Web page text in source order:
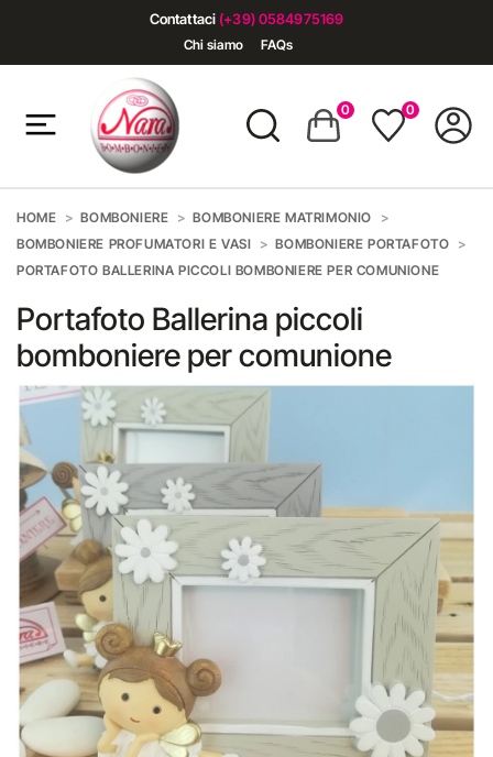
Contattaci (+39) 0584975169
Chi siamo FAQs
0 0
HOME BOMBONIERE
BOMBONIERE MATRIMONIO
BOMBONIERE PROFUMATORI E VASI
BOMBONIERE PORTAFOTO
PORTAFOTO BALLERINA PICCOLI BOMBONIERE PER COMUNIONE
Portafoto Ballerina piccoli
bomboniere per comunione